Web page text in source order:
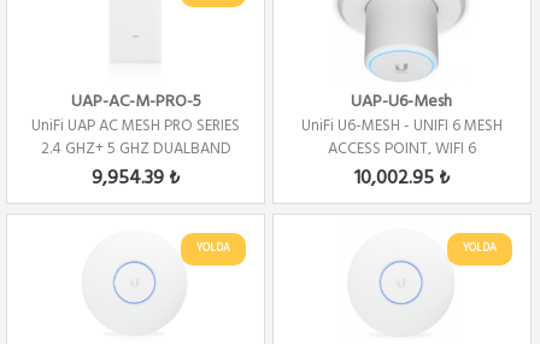
UAP-AC-M-PRO-5
UniFi UAP AC MESH PRO SERIES
2.4 GHZ+ 5 GHZ DUALBAND
5PACK
9,954.39 ₺
UAP-U6-Mesh
UniFi U6-MESH - UNIFI 6 MESH
ACCESS POINT, WIFI 6
10,002.95 ₺
YOLDA YOLDA